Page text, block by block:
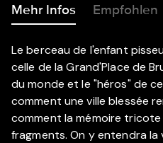
Mehr Infos Empfohlen
Le berceau de l'enfant
celle de la Grand'Place de
du monde et le "héros" de
comment une ville blessée
comment la mémoire
fragments. On y entendra la